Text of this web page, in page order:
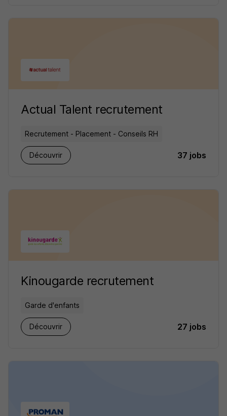
Actual Talent recrutement
Recrutement - Placement - Conseils RH
Découvrir 37 jobs
Kinougarde recrutement
Garde d'enfants
Découvrir 27 jobs